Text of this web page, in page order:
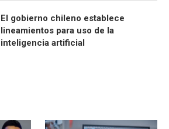
El gobierno chileno establece
lineamientos para uso de la
inteligencia artificial